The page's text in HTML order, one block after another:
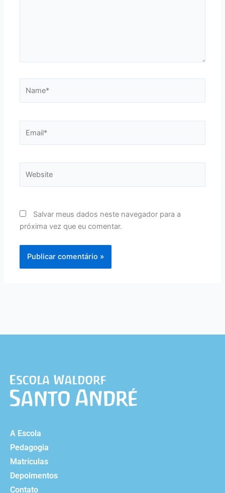
Salvar meus dados neste navegador para a
próxima vez que eu comentar.
A Escola
Pedagogia
Matrículas
Depoimentos
Contato